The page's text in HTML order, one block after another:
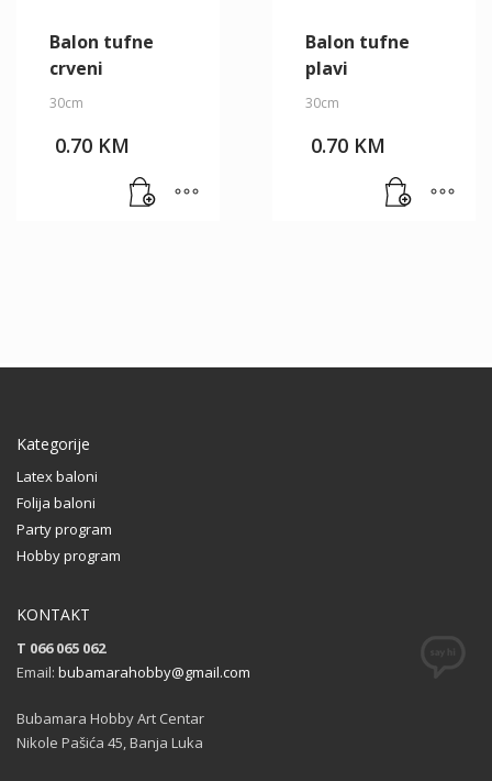
Balon tufne
crveni
30cm
0.70 KM
Balon tufne
plavi
30cm
0.70 KM
Kategorije
Latex baloni
Folija baloni
Party program
Hobby program
KONTAKT
T 066 065 062
Email: bubamarahobby@gmail.com
Bubamara Hobby Art Centar
Nikole Pašića 45, Banja Luka